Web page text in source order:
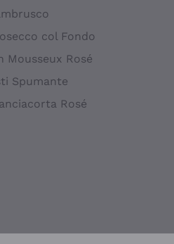
col Fondo
Mousseux Rosé
Spumante
Rosé
personnalisées